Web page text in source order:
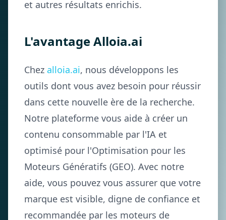
et autres résultats enrichis.
L'avantage Alloia.ai
Chez alloia.ai, nous développons les
outils dont vous avez besoin pour réussir
dans cette nouvelle ère de la recherche.
Notre plateforme vous aide à créer un
contenu consommable par l'IA et
optimisé pour l'Optimisation pour les
Moteurs Génératifs (GEO). Avec notre
aide, vous pouvez vous assurer que votre
marque est visible, digne de confiance et
recommandée par les moteurs de